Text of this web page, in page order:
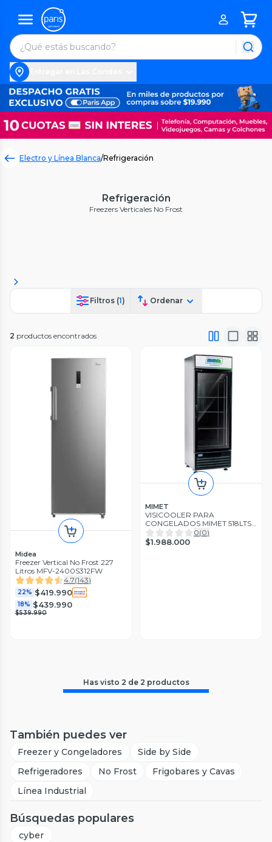
Electro y Línea Blanca/Refrigeración
Refrigeración
Freezers Verticales No Frost
Filtros (1) Ordenar
2 productos encontrados
Midea
Freezer Vertical No Frost 227
Litros MFV-2400S312FW
4.7(143)
22% $419.990
18% $439.990
$539.990
MIMET
VISICOOLER PARA
CONGELADOS MIMET 518LTS
VV-16BTF
0(0)
$1.988.000
Has visto 2 de 2 productos
También puedes ver
Freezer y Congeladores
Side by Side
Refrigeradores
No Frost
Frigobares y Cavas
Línea Industrial
Búsquedas populares
cyber